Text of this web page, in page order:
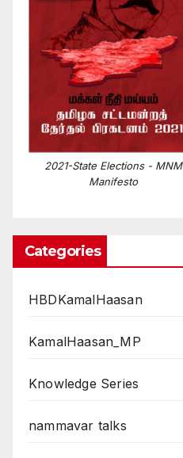
2021-State Elections - MNM
Manifesto
Categories
HBDKamalHaasan
KamalHaasan_MP
Knowledge Series
nammavar talks